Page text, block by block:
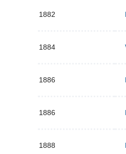
1882
1884
1886
1886
1888